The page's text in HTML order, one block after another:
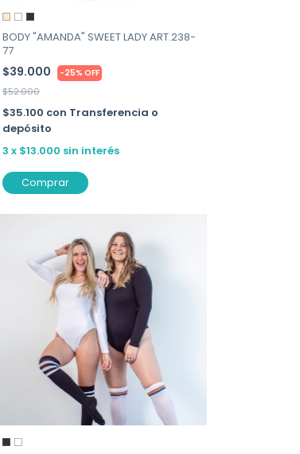
BODY "AMANDA" SWEET LADY ART.238-
77
$39.000 -25%OFF
$52.000
$35.100 con Transferencia o
depósito
3 x $13.000 sin interés
Comprar